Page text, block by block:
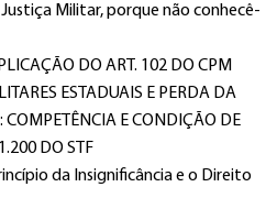
Justiça Militar, porque não conhecê-
DO ART. 102 DO CPM
ESTADUAIS E PERDA DA
E CONDIÇÃO DE
DO STF
da Insignificância e o Direito